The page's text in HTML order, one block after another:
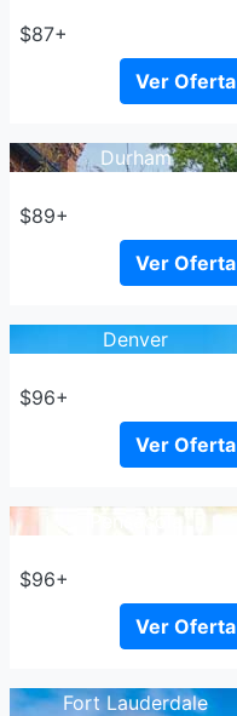
$87+
Ver Oferta
Durham
$89+
Ver Oferta
Denver
$96+
Ver Oferta
$96+
Ver Oferta
Fort Lauderdale